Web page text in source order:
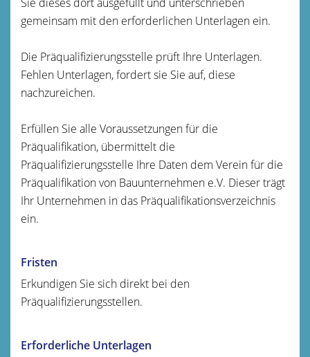
gemeinsam mit den erforderlichen Unterlagen ein.
Die Präqualifizierungsstelle prüft Ihre Unterlagen.
Fehlen Unterlagen, fordert sie Sie auf, diese
nachzureichen.
Erfüllen Sie alle Voraussetzungen für die
Präqualifikation, übermittelt die
Präqualifizierungsstelle Ihre Daten dem Verein für die
Präqualifikation von Bauunternehmen e.V. Dieser trägt
Ihr Unternehmen in das Präqualifikationsverzeichnis
ein.
Fristen
Erkundigen Sie sich direkt bei den
Präqualifizierungsstellen.
Erforderliche Unterlagen